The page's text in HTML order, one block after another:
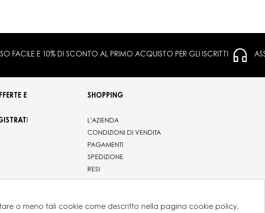
FACILE E 10% DI SCONTO AL PRIMO ACQUISTO PER GLI ISCRITTI
E
SHOPPING
L'AZIENDA
CONDIZIONI DI VENDITA
PAGAMENTI
SPEDIZIONE
RESI
CONTATTI
o meno tali cookie come descritto nella pagina cookie policy.